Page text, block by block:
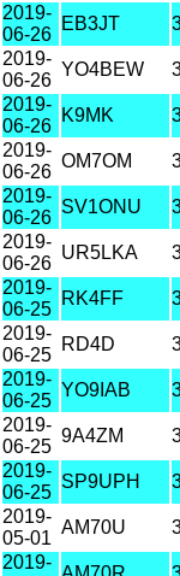
2019-
06-26
EB3JT
2019-
06-26
YO4BEW
2019-
06-26
K9MK
2019-
06-26
OM7OM
2019-
06-26
SV1ONU
2019-
06-26
UR5LKA
2019-
06-25
RK4FF
2019-
06-25
RD4D
2019-
06-25
YO9IAB
2019-
06-25
9A4ZM
2019-
06-25
SP9UPH
2019-
05-01
AM70U
2019-